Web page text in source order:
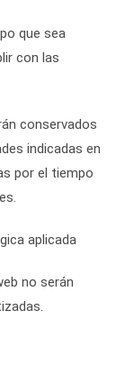
que sea
con las
conservados
indicadas en
por el tiempo
aplicada
no serán